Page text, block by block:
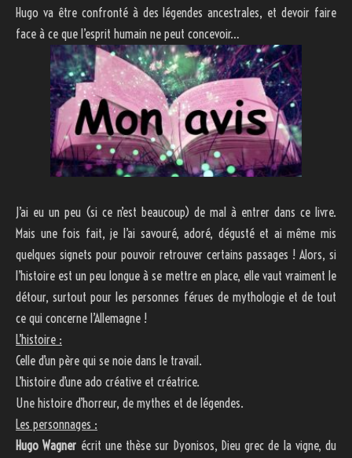
Hugo va être confronté à des légendes ancestrales, et devoir faire
face à ce que l’esprit humain ne peut concevoir…
J’ai eu un peu (si ce n’est beaucoup) de mal à entrer dans ce livre.
Mais une fois fait, je l’ai savouré, adoré, dégusté et ai même mis
quelques signets pour pouvoir retrouver certains passages ! Alors, si
l’histoire est un peu longue à se mettre en place, elle vaut vraiment le
détour, surtout pour les personnes férues de mythologie et de tout
ce qui concerne l’Allemagne !
L’histoire :
Celle d’un père qui se noie dans le travail.
L’histoire d’une ado créative et créatrice.
Une histoire d’horreur, de mythes et de légendes.
Les personnages :
Hugo Wagner écrit une thèse sur Dyonisos, Dieu grec de la vigne, du